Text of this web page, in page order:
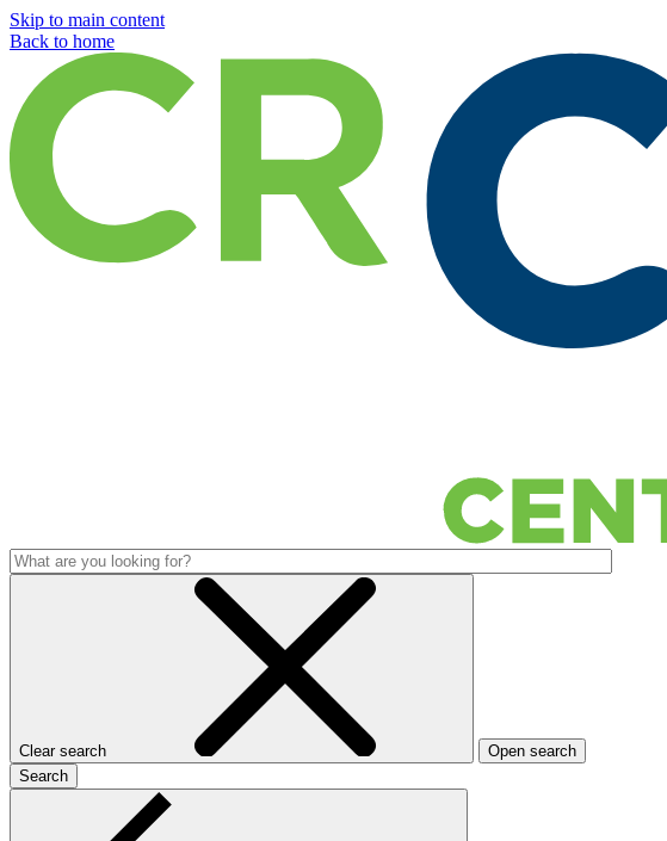
Skip to main content
Back to home
Clear search
Open search
Search